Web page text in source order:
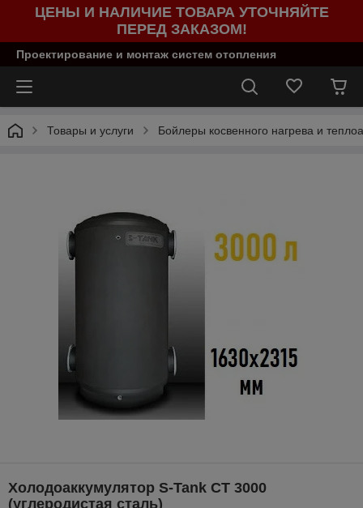
ЦЕНЫ И НАЛИЧИЕ ТОВАРА УТОЧНЯЙТЕ
ПЕРЕД ЗАКАЗОМ!
Проектирование и монтаж систем отопления
Товары и услуги Бойлеры косвенного нагрева и
Холодоаккумулятор S-Tank CT 3000
(углеродистая сталь)